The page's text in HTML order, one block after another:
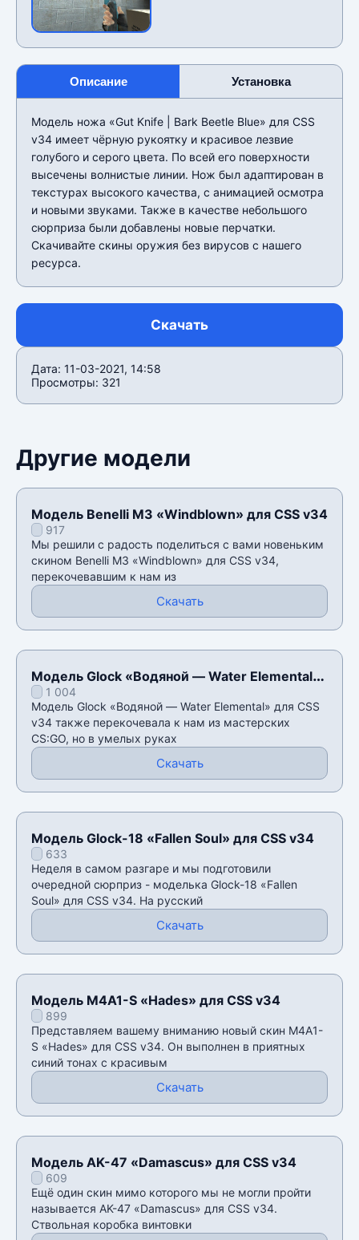
Описание Установка
Модель ножа «Gut Knife | Bark Beetle Blue» для CSS
v34 имеет чёрную рукоятку и красивое лезвие
голубого и серого цвета. По всей его поверхности
высечены волнистые линии. Нож был адаптирован в
текстурах высокого качества, с анимацией осмотра
и новыми звуками. Также в качестве небольшого
сюрприза были добавлены новые перчатки.
Скачивайте скины оружия без вирусов с нашего
ресурса.
Скачать
Дата: 11-03-2021, 14:58
Просмотры: 321
Другие модели
Модель Benelli M3 «Windblown» для CSS v34
917
Мы решили с радость поделиться с вами новеньким
скином Benelli M3 «Windblown» для CSS v34,
перекочевавшим к нам из
Скачать
Модель Glock «Водяной — Water Elemental»
для CSS v34
1 004
Модель Glock «Водяной — Water Elemental» для CSS
v34 также перекочевала к нам из мастерских
CS:GO, но в умелых руках
Скачать
Модель Glock-18 «Fallen Soul» для CSS v34
633
Неделя в самом разгаре и мы подготовили
очередной сюрприз - моделька Glock-18 «Fallen
Soul» для CSS v34. На русский
Скачать
Модель M4A1-S «Hades» для CSS v34
899
Представляем вашему вниманию новый скин M4A1-
S «Hades» для CSS v34. Он выполнен в приятных
синий тонах с красивым
Скачать
Модель AK-47 «Damascus» для CSS v34
609
Ещё один скин мимо которого мы не могли пройти
называется AK-47 «Damascus» для CSS v34.
Ствольная коробка винтовки